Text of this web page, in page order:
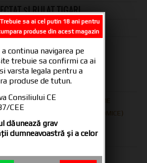
ȘI RULAT TIGARI
TIGARI
TUTUN
30 ML – SPRAY-URI ȘI AROME
500 ML (RECIPIENTE ECONOMICE)
sa ai cel putin 18 ani pentru
produse din acest magazin
continua navigarea pe
trebuie sa confirmi ca ai
varsta legala pentru a
produse de tutun.
Consiliului CE
CEE
dăunează grav
dumneavoastră şi a celor